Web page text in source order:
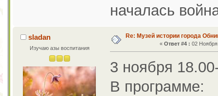
началась
sladan
Изучаю азы воспитания
Re: Музей истории города
« Ответ #4 : 02
3 ноября
В программе: